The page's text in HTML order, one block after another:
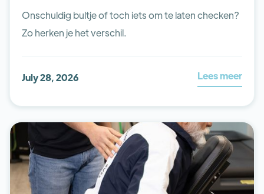
Onschuldig bultje of toch iets om te laten checken?
Zo herken je het verschil.
July 28, 2026 Lees meer